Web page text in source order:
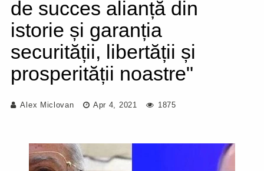
de succes alianță din
istorie și garanția
securității, libertății și
prosperității noastre"
Alex Miclovan Apr 4, 2021 1875